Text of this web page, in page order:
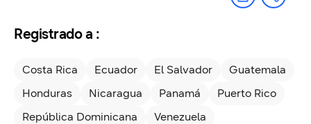
Registrado a :
Costa Rica Ecuador El Salvador
Guatemala
Honduras
Nicaragua Panamá
Puerto Rico
República Dominicana
Venezuela